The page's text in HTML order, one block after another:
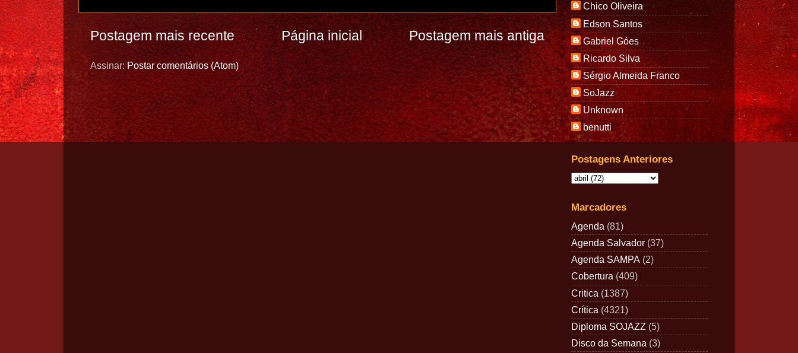
Postagem mais recente Postagem mais antiga
Página inicial
Assinar: Postar comentários (Atom)
Chico Oliveira
Edson Santos
Gabriel Góes
Ricardo Silva
Sérgio Almeida Franco
SoJazz
Unknown
benutti
Postagens Anteriores
Marcadores
Agenda (81)
Agenda Salvador (37)
Agenda SAMPA (2)
Cobertura (409)
Critica (1387)
Crítica (4321)
Diploma SOJAZZ (5)
Disco da Semana (3)